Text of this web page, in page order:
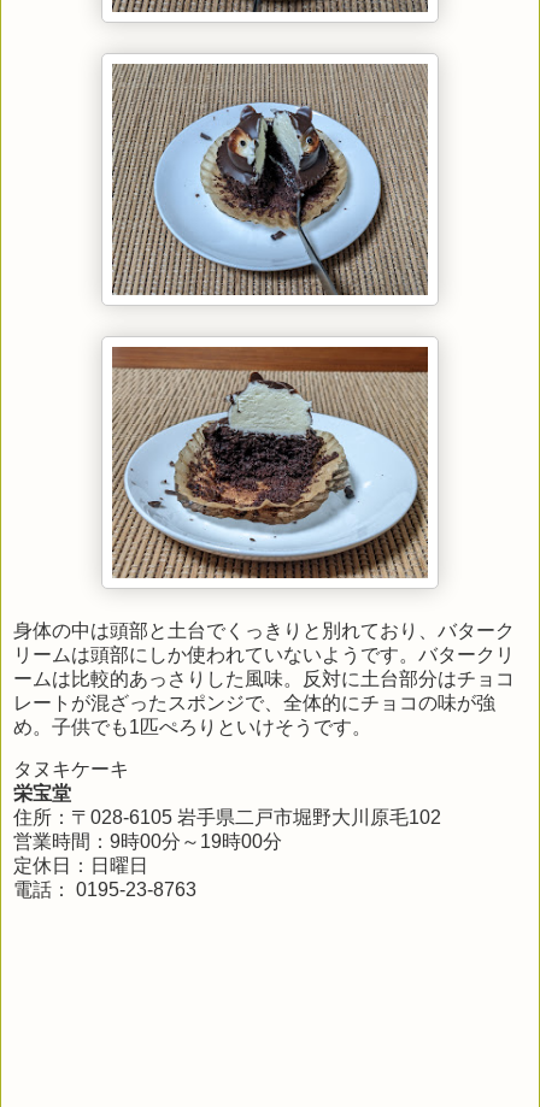
身体の中は頭部と土台でくっきりと別れており、バターク
リームは頭部にしか使われていないようです。バタークリ
ームは比較的あっさりした風味。反対に土台部分はチョコ
レートが混ざったスポンジで、全体的にチョコの味が強
め。子供でも1匹ぺろりといけそうです。
タヌキケーキ
栄宝堂
住所：〒028-6105 岩手県二戸市堀野大川原毛102
営業時間：9時00分～19時00分
定休日：日曜日
電話： 0195-23-8763